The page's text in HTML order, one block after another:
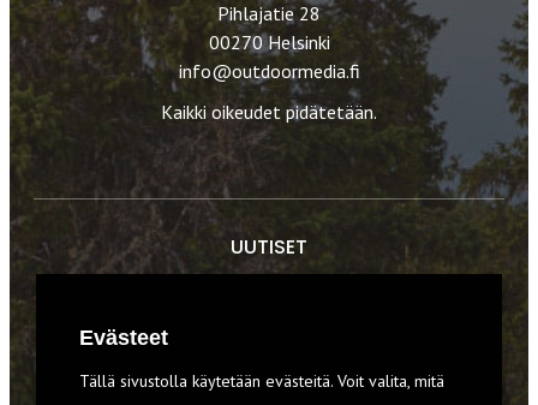
Pihlajatie 28
00270 Helsinki
info@outdoormedia.fi
Kaikki oikeudet pidätetään.
UUTISET
VARUSTEET
Evästeet
Tällä sivustolla käytetään evästeitä. Voit valita, mitä